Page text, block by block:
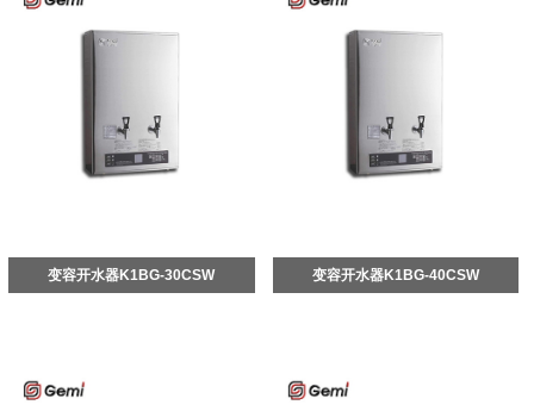
变容开水器K1BG-30CSW 变容开水器K1BG-40CSW